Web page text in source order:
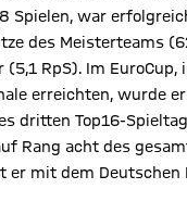
Spielen, war
des Meisterteams
RpS). Im EuroCup,
erreichten, wurde
dritten Top16-
Rang acht des
er mit dem Deutschen